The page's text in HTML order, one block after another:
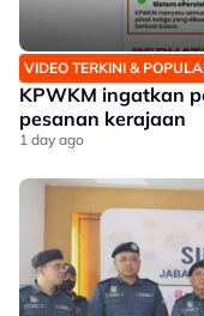
VIDEO TERKINI &
KPWKM ingatkan
pesanan kerajaan
1 day ago